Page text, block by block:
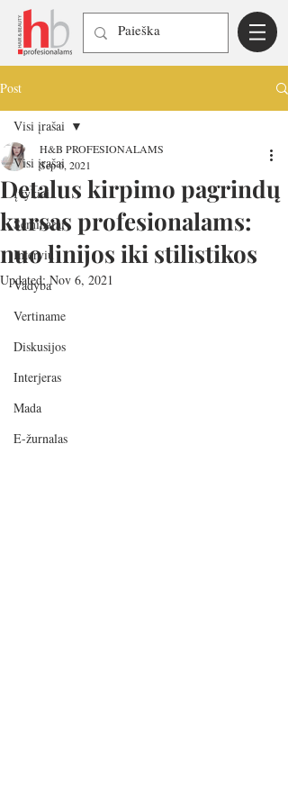
Post
Visi įrašai
Įvykiai
Seminarai
Interviu
Vadyba
Vertiname
Diskusijos
Interjeras
Mada
E-žurnalas
Visi įrašai
Detalus kirpimo pagrindų
kursas profesionalams:
nuo linijos iki stilistikos
H&B PROFESIONALAMS
Sep 6, 2021
Updated:Nov 6, 2021